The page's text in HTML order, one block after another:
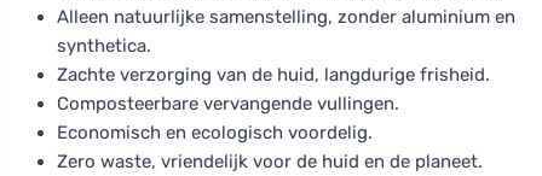
Alleen natuurlijke samenstelling, zonder aluminium en
synthetica.
Zachte verzorging van de huid, langdurige frisheid.
Composteerbare vervangende vullingen.
Economisch en ecologisch voordelig.
Zero waste, vriendelijk voor de huid en de planeet.